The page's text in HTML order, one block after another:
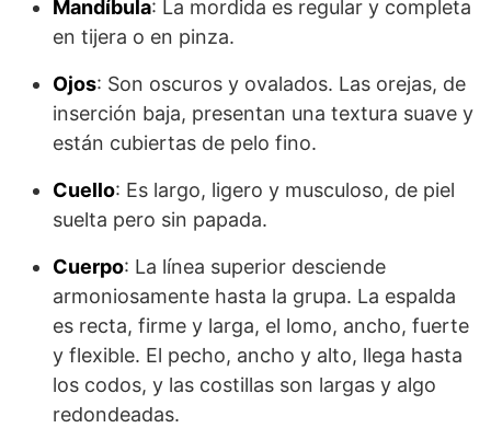
Mandíbula: La mordida es regular y completa
en tijera o en pinza.
Ojos: Son oscuros y ovalados. Las orejas, de
inserción baja, presentan una textu­ra suave y
están cubiertas de pelo fino.
Cuello: Es largo, ligero y musculoso, de piel
suelta pero sin papada.
Cuerpo: La línea superior desciende
armoniosamente hasta la grupa. La espalda
es recta, firme y larga, el lomo, ancho, fuerte
y flexible. El pecho, ancho y alto, llega hasta
los codos, y las costillas son largas y algo
redondeadas.